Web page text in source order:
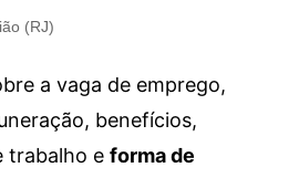
(RJ)
a vaga de emprego,
benefícios,
trabalho e forma de